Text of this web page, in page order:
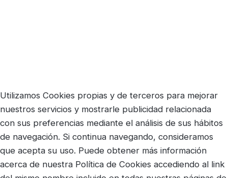
Utilizamos Cookies propias y de terceros para mejorar
nuestros servicios y mostrarle publicidad relacionada
con sus preferencias mediante el análisis de sus hábitos
de navegación. Si continua navegando, consideramos
que acepta su uso. Puede obtener más información
acerca de nuestra Política de Cookies accediendo al link